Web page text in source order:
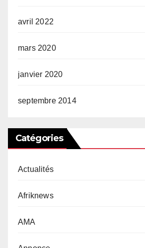
avril 2022
mars 2020
janvier 2020
septembre 2014
Catégories
Actualités
Afriknews
AMA